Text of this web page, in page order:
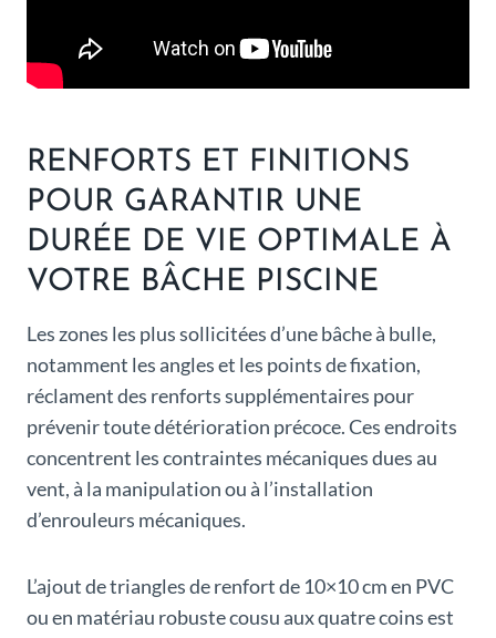
RENFORTS ET FINITIONS
POUR GARANTIR UNE
DURÉE DE VIE OPTIMALE À
VOTRE BÂCHE PISCINE
Les zones les plus sollicitées d’une bâche à bulle,
notamment les angles et les points de fixation,
réclament des renforts supplémentaires pour
prévenir toute détérioration précoce. Ces endroits
concentrent les contraintes mécaniques dues au
vent, à la manipulation ou à l’installation
d’enrouleurs mécaniques.
L’ajout de triangles de renfort de 10×10 cm en PVC
ou en matériau robuste cousu aux quatre coins est